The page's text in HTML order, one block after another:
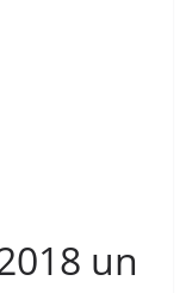
un